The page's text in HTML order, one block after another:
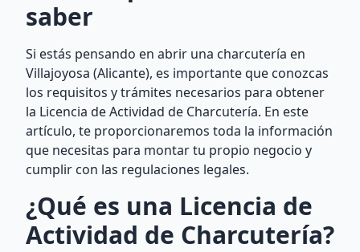
saber
Si estás pensando en abrir una charcutería en
Villajoyosa (Alicante), es importante que conozcas
los requisitos y trámites necesarios para obtener
la Licencia de Actividad de Charcutería. En este
artículo, te proporcionaremos toda la información
que necesitas para montar tu propio negocio y
cumplir con las regulaciones legales.
¿Qué es una Licencia de
Actividad de Charcutería?